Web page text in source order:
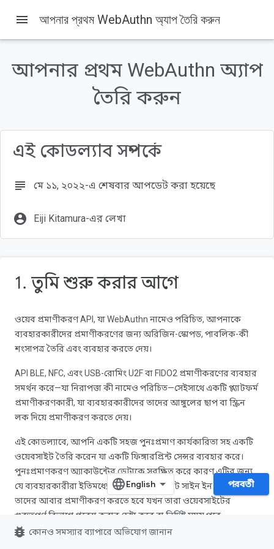
1. আপনি শুরু করার আগে
পূর্বশর্ত
menu আপনার প্রথম WebAuthn অ্যাপ তৈরি করুন
আপনার প্রথম WebAuthn অ্যাপ
তৈরি করুন
এই কোডল্যাব সম্পর্কে
subject মে ১১, ২০২২-এ শেষবার আপডেট করা হয়েছে
account_circle Eiji Kitamura-এর লেখা
1. তুমি শুরু করার আগে
ওয়েব প্রমাণীকরণ API, যা WebAuthn নামেও পরিচিত, আপনাকে
ব্যবহারকারীদের প্রমাণীকরণের জন্য অরিজিন-স্কোপড, পাবলিক-কী
শংসাপত্র তৈরি এবং ব্যবহার করতে দেয়।
API BLE, NFC, এবং USB-রোমিং U2F বা FIDO2 প্রমাণীকরণের ব্যবহার
সমর্থন করে—যা নিরাপত্তা কী নামেও পরিচিত—সেইসাথে একটি প্ল্যাটফর্ম
প্রমাণীকরণকারী, যা ব্যবহারকারীদের তাদের আঙ্গুলের ছাপ বা স্ক্রিন
লক দিয়ে প্রমাণীকরণ করতে দেয়।
এই কোডল্যাবে, আপনি একটি সহজ পুনঃপ্রমাণ কার্যকারিতা সহ একটি
ওয়েবসাইট তৈরি করেন যা একটি ফিঙ্গারপ্রিন্ট সেন্সর ব্যবহার করে।
পুনঃপ্রমাণকরণ অ্যাকাউন্টের ডেটাকে সুরক্ষিত করে কারণ এটির জন্য
যে ব্যবহারকারীরা ইতিমধ্যেই একটি ওয়েবসাইটে সাইন ইন করেছেন
তাদের আবার প্রমাণীকরণ করতে হবে যখন তারা ওয়েবসাইটের
গুরুত্বপূর্ণ বিভাগে প্রবেশ করার চেষ্টা করে বা নির্দিষ্ট সময় পরে
ওয়েবসাইটটি পুনরায় দেখার চেষ্টা করে৷
পরবর্তী
bug_report কোনও সমস্যার ব্যাপারে অভিযোগ জানান